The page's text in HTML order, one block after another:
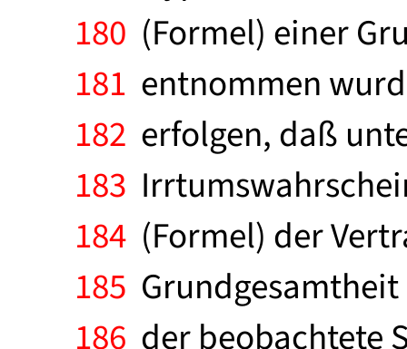
180 (Formel) einer
181 entnommen
182 erfolgen, daß
183
184 (Formel) der
185
186 der beobachtete